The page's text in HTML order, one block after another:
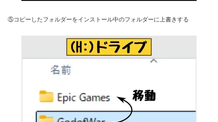
⑤コピーしたフォルダーをインストール中のフォルダーに上書きする